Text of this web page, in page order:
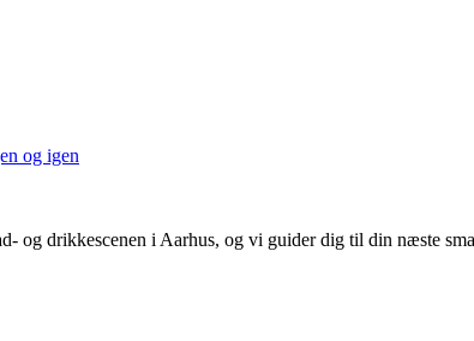
og igen
og drikkescenen i Aarhus, og vi guider dig til din næste